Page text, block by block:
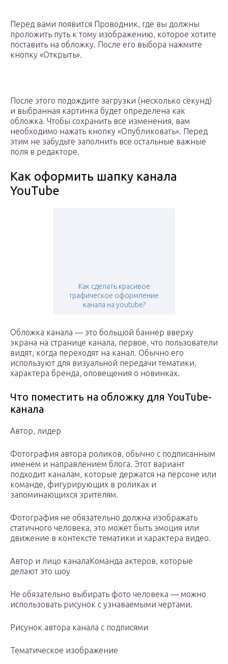
Перед вами появится Проводник, где вы должны
проложить путь к тому изображению, которое хотите
поставить на обложку. После его выбора нажмите
кнопку «Открыть».
После этого подождите загрузки (несколько секунд)
и выбранная картинка будет определена как
обложка. Чтобы сохранить все изменения, вам
необходимо нажать кнопку «Опубликовать». Перед
этим не забудьте заполнить все остальные важные
поля в редакторе.
Как оформить шапку канала
YouTube
Как сделать красивое
графическое оформление
канала на youtube?
Обложка канала — это большой баннер вверху
экрана на странице канала, первое, что пользователи
видят, когда переходят на канал. Обычно его
используют для визуальной передачи тематики,
характера бренда, оповещения о новинках.
Что поместить на обложку для YouTube-
канала
Автор, лидер
Фотография автора роликов, обычно с подписанным
именем и направлением блога. Этот вариант
подходит каналам, которые держатся на персоне или
команде, фигурирующих в роликах и
запоминающихся зрителям.
Фотография не обязательно должна изображать
статичного человека, это может быть эмоция или
движение в контексте тематики и характера видео.
Автор и лицо каналаКоманда актеров, которые
делают это шоу
Не обязательно выбирать фото человека — можно
использовать рисунок с узнаваемыми чертами.
Рисунок автора канала с подписями
Тематическое изображение